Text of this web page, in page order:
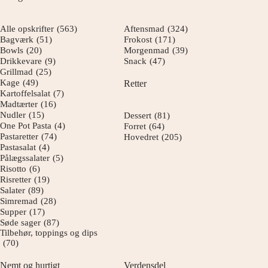
Alle opskrifter (563)
Bagværk (51)
Bowls (20)
Drikkevare (9)
Grillmad (25)
Kage (49)
Kartoffelsalat (7)
Madtærter (16)
Nudler (15)
One Pot Pasta (4)
Pastaretter (74)
Pastasalat (4)
Pålægssalater (5)
Risotto (6)
Risretter (19)
Salater (89)
Simremad (28)
Supper (17)
Søde sager (87)
Tilbehør, toppings og dips
(70)
Aftensmad (324)
Frokost (171)
Morgenmad (39)
Snack (47)
Retter
Dessert (81)
Forret (64)
Hovedret (205)
Nemt og hurtigt Verdensdel